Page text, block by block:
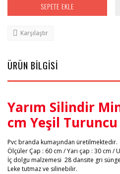
SEPETE EKLE
Karşılaştır
ÜRÜN BİLGİSİ
Yarım Silindir
cm Yeşil Turuncu
Pvc branda kumaşından üretilmektedir.
Ölçüler Çap : 60 cm / Yarı çap : 30 cm /
İç dolgu malzemesi 28 dansite gri
Leke tutmaz ve silinebilir.